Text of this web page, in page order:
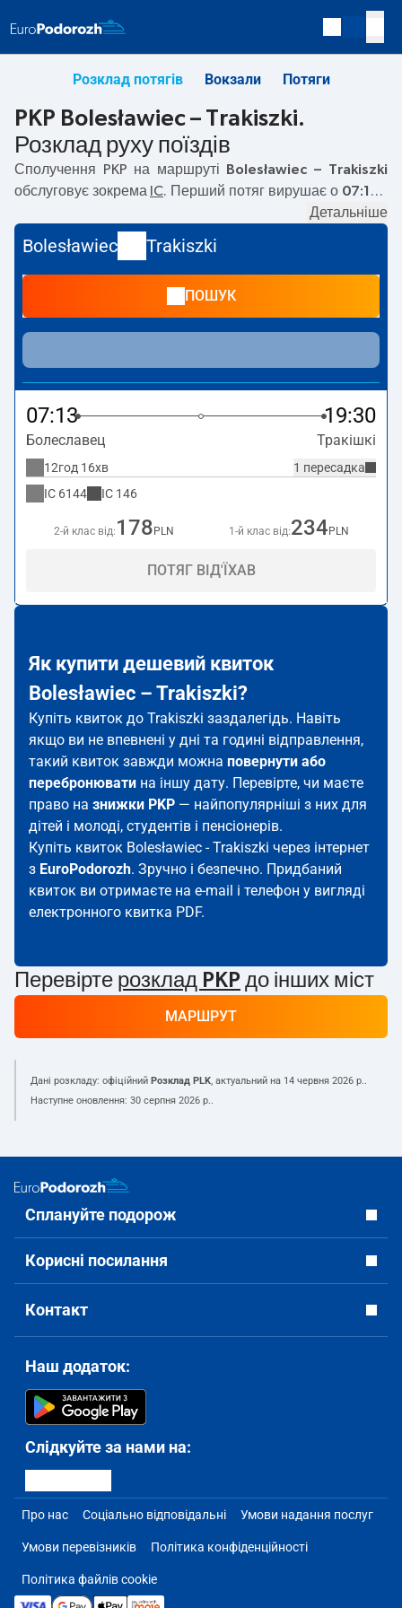
Розклад потягів Вокзали Потяги
PKP Bolesławiec – Trakiszki.
Розклад руху поїздів
Сполучення PKP на маршруті
Bolesławiec – Trakiszki
обслуговує зокрема IC . Перший потяг вирушає о 07:13з
Trakiszkiне курсують інші потяги перевізника PKP
Intercity. Потяг завершує маршрут на станції Trakiszki.
Детальніше
Bolesławiec Trakiszki
ПОШУК
07:13 19:30
Болеславец Тракішкі
1 пересадка
12год 16хв
IC 6144 IC 146
2-й клас від: 178 PLN 1-й клас від:234 PLN
ПОТЯГ ВІД'ЇХАВ
Як купити дешевий квиток
Bolesławiec – Trakiszki?
Купіть квиток до Trakiszki заздалегідь. Навіть
якщо ви не впевнені у дні та годині відправлення,
такий квиток завжди можна повернути або
перебронювати на іншу дату. Перевірте, чи маєте
право на знижки PKP — найпопулярніші з них для
дітей і молоді, студентів і пенсіонерів.
Купіть квиток Bolesławiec - Trakiszki через інтернет
з EuroPodorozh. Зручно і безпечно. Придбаний
квиток ви отримаєте на e-mail і телефон у вигляді
електронного квитка PDF.
Перевірте розклад PKP до інших міст
МАРШРУТ
Дані розкладу: офіційний Розклад PLK, актуальний на 14 червня 2026 р..
Наступне оновлення: 30 серпня 2026 р..
Сплануйте подорож
Корисні посилання
Контакт
Наш додаток:
Слідкуйте за нами на:
Про нас Соціально відповідальні Умови надання послуг
Умови перевізників Політика конфіденційності
Політика файлів cookie